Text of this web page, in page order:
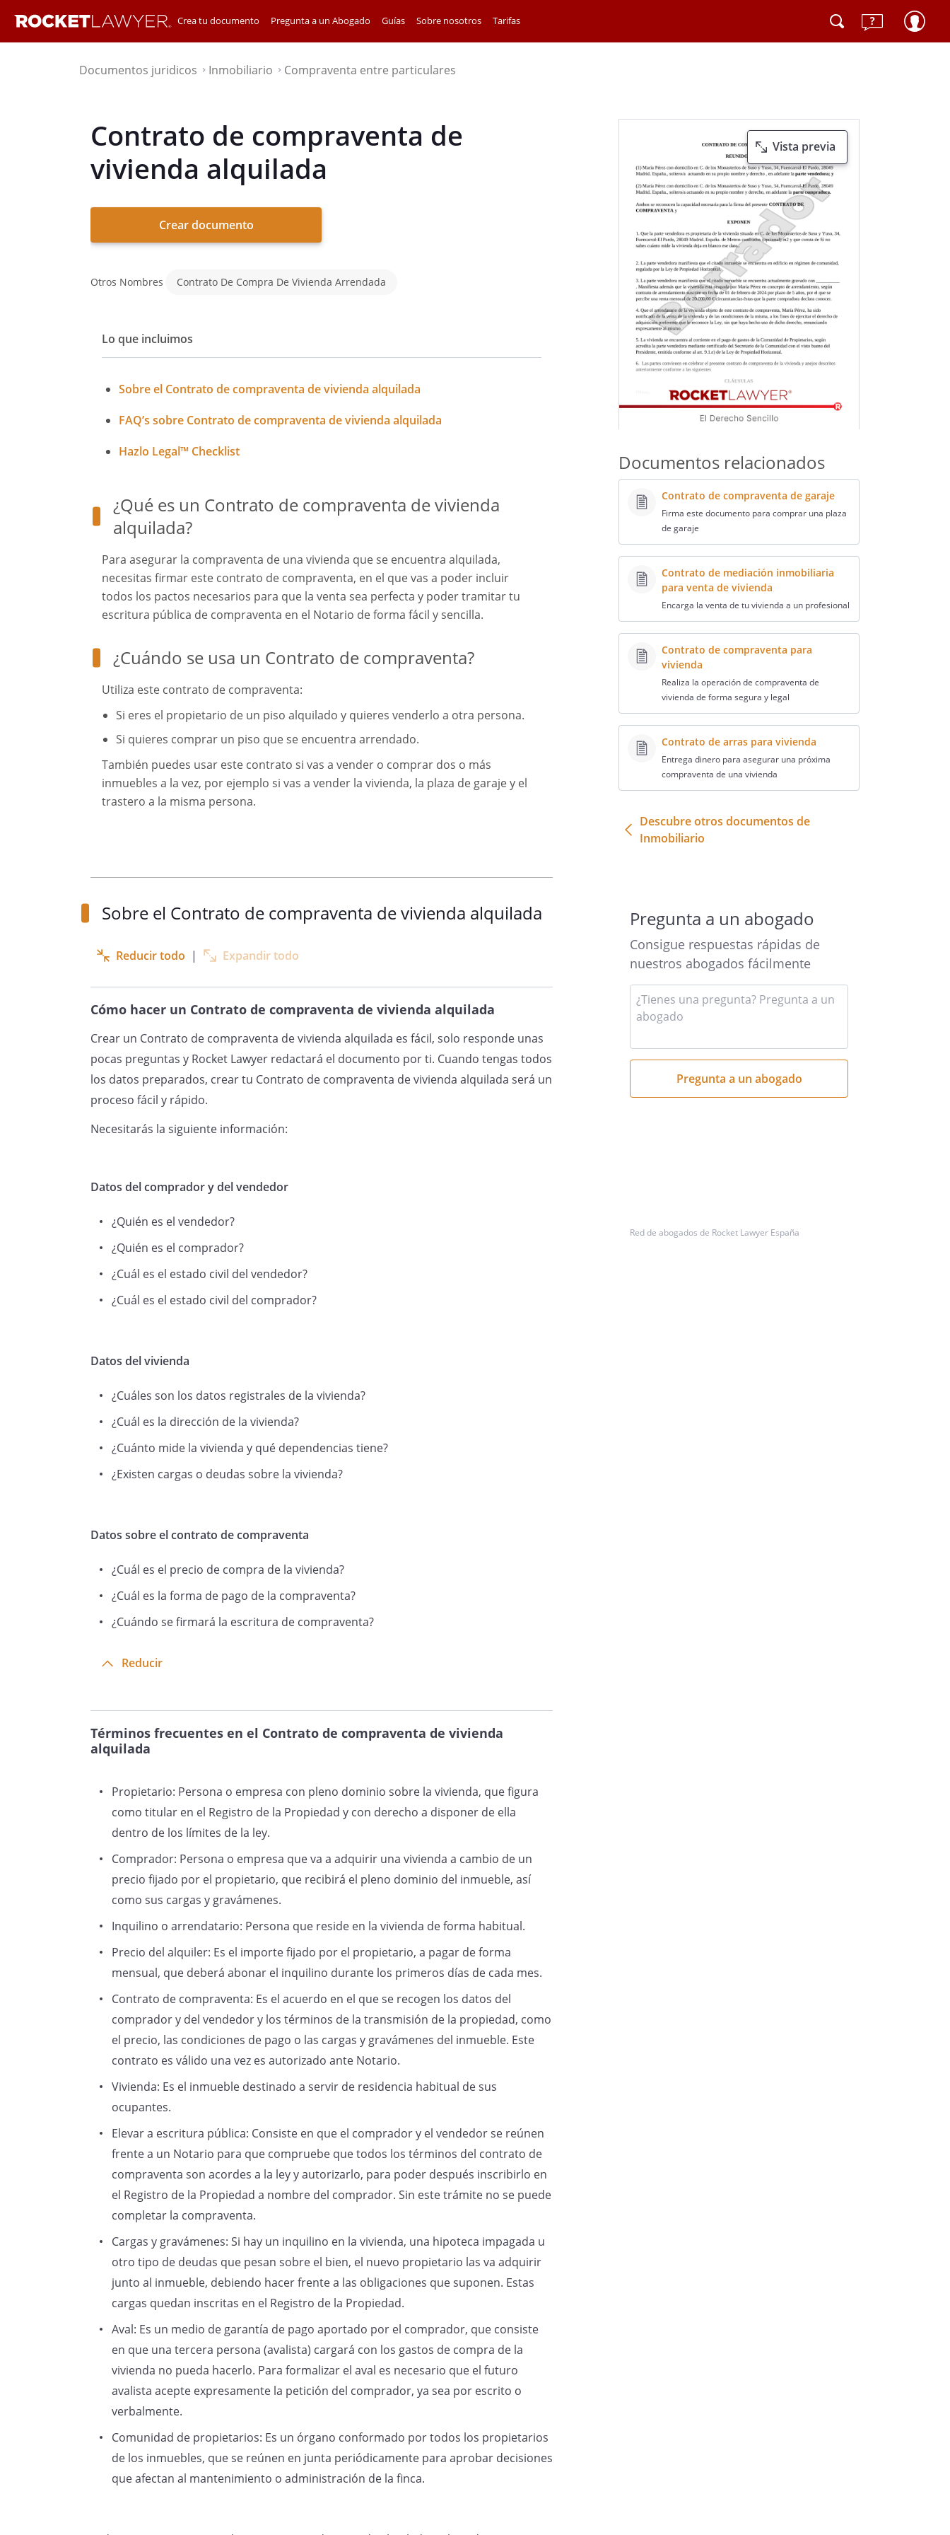
Crea tu documento Pregunta a un Abogado Guías Sobre nosotros Tarifas
Documentos juridicos⌃ Inmobiliario⌃ Compraventa entre particulares
Contrato de compraventa de
vivienda alquilada
Crear documento
Otros Nombres Contrato De Compra De Vivienda Arrendada
Lo que incluimos
Sobre el Contrato de compraventa de vivienda alquilada
FAQ’s sobre Contrato de compraventa de vivienda alquilada
Hazlo Legal™ Checklist
¿Qué es un Contrato de compraventa de vivienda
alquilada?
Para asegurar la compraventa de una vivienda que se encuentra alquilada,
necesitas firmar este contrato de compraventa, en el que vas a poder incluir
todos los pactos necesarios para que la venta sea perfecta y poder tramitar tu
escritura pública de compraventa en el Notario de forma fácil y sencilla.
¿Cuándo se usa un Contrato de compraventa?
Utiliza este contrato de compraventa:
Si eres el propietario de un piso alquilado y quieres venderlo a otra persona.
Si quieres comprar un piso que se encuentra arrendado.
También puedes usar este contrato si vas a vender o comprar dos o más
inmuebles a la vez, por ejemplo si vas a vender la vivienda, la plaza de garaje y el
trastero a la misma persona.
Sobre el Contrato de compraventa de vivienda alquilada
Reducir todo | Expandir todo
Cómo hacer un Contrato de compraventa de vivienda alquilada
Crear un Contrato de compraventa de vivienda alquilada es fácil, solo responde unas
pocas preguntas y Rocket Lawyer redactará el documento por ti. Cuando tengas todos
los datos preparados, crear tu Contrato de compraventa de vivienda alquilada será un
proceso fácil y rápido.
Necesitarás la siguiente información:
Datos del comprador y del vendedor
¿Quién es el vendedor?
¿Quién es el comprador?
¿Cuál es el estado civil del vendedor?
¿Cuál es el estado civil del comprador?
Datos del vivienda
¿Cuáles son los datos registrales de la vivienda?
¿Cuál es la dirección de la vivienda?
¿Cuánto mide la vivienda y qué dependencias tiene?
¿Existen cargas o deudas sobre la vivienda?
Datos sobre el contrato de compraventa
¿Cuál es el precio de compra de la vivienda?
¿Cuál es la forma de pago de la compraventa?
¿Cuándo se firmará la escritura de compraventa?
Reducir
Términos frecuentes en el Contrato de compraventa de vivienda
alquilada
Propietario: Persona o empresa con pleno dominio sobre la vivienda, que figura
como titular en el Registro de la Propiedad y con derecho a disponer de ella
dentro de los límites de la ley.
Comprador: Persona o empresa que va a adquirir una vivienda a cambio de un
precio fijado por el propietario, que recibirá el pleno dominio del inmueble, así
como sus cargas y gravámenes.
Inquilino o arrendatario: Persona que reside en la vivienda de forma habitual.
Precio del alquiler: Es el importe fijado por el propietario, a pagar de forma
mensual, que deberá abonar el inquilino durante los primeros días de cada mes.
Contrato de compraventa: Es el acuerdo en el que se recogen los datos del
comprador y del vendedor y los términos de la transmisión de la propiedad, como
el precio, las condiciones de pago o las cargas y gravámenes del inmueble. Este
contrato es válido una vez es autorizado ante Notario.
Vivienda: Es el inmueble destinado a servir de residencia habitual de sus
ocupantes.
Elevar a escritura pública: Consiste en que el comprador y el vendedor se reúnen
frente a un Notario para que compruebe que todos los términos del contrato de
compraventa son acordes a la ley y autorizarlo, para poder después inscribirlo en
el Registro de la Propiedad a nombre del comprador. Sin este trámite no se puede
completar la compraventa.
Cargas y gravámenes: Si hay un inquilino en la vivienda, una hipoteca impagada u
otro tipo de deudas que pesan sobre el bien, el nuevo propietario las va adquirir
junto al inmueble, debiendo hacer frente a las obligaciones que suponen. Estas
cargas quedan inscritas en el Registro de la Propiedad.
Aval: Es un medio de garantía de pago aportado por el comprador, que consiste
en que una tercera persona (avalista) cargará con los gastos de compra de la
vivienda no pueda hacerlo. Para formalizar el aval es necesario que el futuro
avalista acepte expresamente la petición del comprador, ya sea por escrito o
verbalmente.
Comunidad de propietarios: Es un órgano conformado por todos los propietarios
de los inmuebles, que se reúnen en junta periódicamente para aprobar decisiones
que afectan al mantenimiento o administración de la finca.
Vista previa
Documentos relacionados
Contrato de compraventa de garaje
Firma este documento para comprar una plaza
de garaje
Contrato de mediación inmobiliaria
para venta de vivienda
Encarga la venta de tu vivienda a un profesional
Contrato de compraventa para
vivienda
Realiza la operación de compraventa de
vivienda de forma segura y legal
Contrato de arras para vivienda
Entrega dinero para asegurar una próxima
compraventa de una vivienda
Descubre otros documentos de
Inmobiliario
Pregunta a un abogado
Consigue respuestas rápidas de
nuestros abogados fácilmente
tu
pregunta
Red de abogados de Rocket Lawyer España